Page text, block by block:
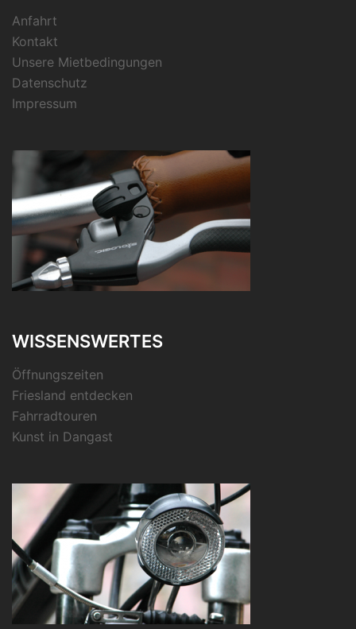
Anfahrt
Kontakt
Unsere Mietbedingungen
Datenschutz
Impressum
WISSENSWERTES
Öffnungszeiten
Friesland entdecken
Fahrradtouren
Kunst in Dangast